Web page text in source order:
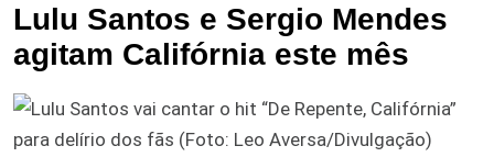
Lulu Santos e Sergio Mendes
agitam Califórnia este mês